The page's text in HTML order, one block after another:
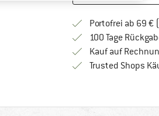
Portofrei ab 69 €
100 Tage
Kauf auf
Trusted Shops